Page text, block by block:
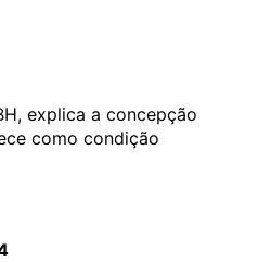
explica a concepção
como condição